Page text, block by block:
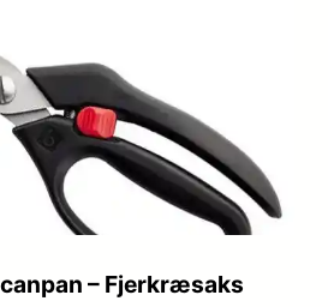
– Fjerkræsaks